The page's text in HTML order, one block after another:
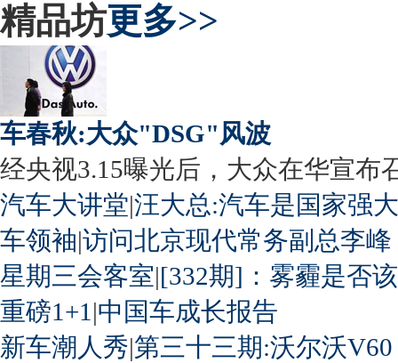
精品坊更多>>
车春秋:大众"DSG"风波
经央视3.15曝光后，大众在华宣布
汽车大讲堂|汪大总:汽车是国家强
车领袖|访问北京现代常务副总李峰
星期三会客室|[332期]：雾霾是否
重磅1+1 |中国车成长报告
新车潮人秀|第三十三期:沃尔沃